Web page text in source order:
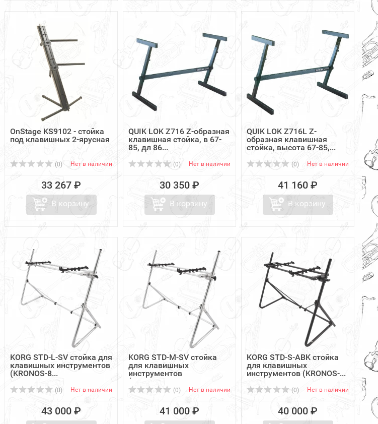
OnStage KS9102 - стойка
под клавишных 2-ярусная
(0) Нет в наличии
33 267 ₽
В корзину
QUIK LOK Z716 Z-образная
клавишная стойка, в 67-
85, дл 86...
(0) Нет в наличии
30 350 ₽
В корзину
QUIK LOK Z716L Z-
образная клавишная
стойка, высота 67-85,...
(0) Нет в наличии
41 160 ₽
В корзину
KORG STD-L-SV стойка для
клавишных инструментов
(KRONOS-8...
(0) Нет в наличии
43 000 ₽
KORG STD-M-SV стойка
для клавишных
инструментов
(GRANDSTA...
(0) Нет в наличии
41 000 ₽
KORG STD-S-ABK стойка
для клавишных
инструментов (KRONOS-...
(0) Нет в наличии
40 000 ₽